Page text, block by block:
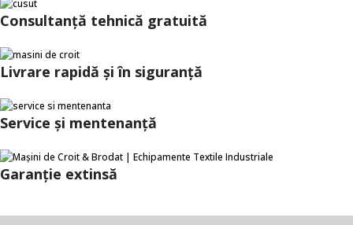
Consultanţă tehnică gratuită
Livrare rapidă şi în siguranţă
Service și mentenanță
Garanție extinsă